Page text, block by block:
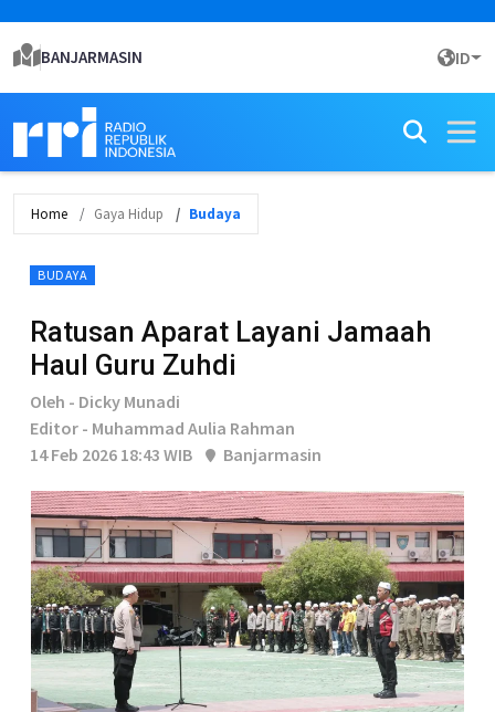
BANJARMASIN ID
Home Gaya Hidup Budaya
BUDAYA
Ratusan Aparat Layani Jamaah
Haul Guru Zuhdi
Oleh - Dicky Munadi
Editor - Muhammad Aulia Rahman
14 Feb 2026 18:43 WIB
Banjarmasin